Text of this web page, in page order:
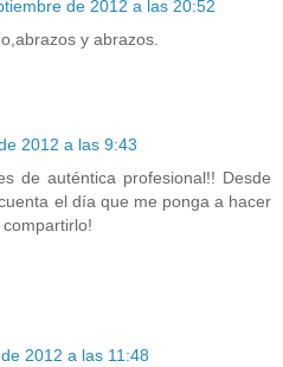
de 2012 a las 20:52
y abrazos.
2012 a las 9:43
de auténtica profesional!! Desde
el día que me ponga a hacer
2012 a las 11:48